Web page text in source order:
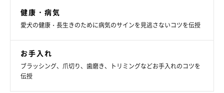
「（アフガン・ハウンド）もう30年も前のことですが実家
で飼っていたアフガンはとにかく毛のお手入れが大変でし
た。そして病院に連れていくのも、病院代もなかなかのも
のだったと思います」
健康・病気
愛犬の健康・長生きのために病気のサインを見逃さないコツを伝授
お手入れ
ブラッシング、爪切り、歯磨き、トリミングなどお手入れのコツを
伝授